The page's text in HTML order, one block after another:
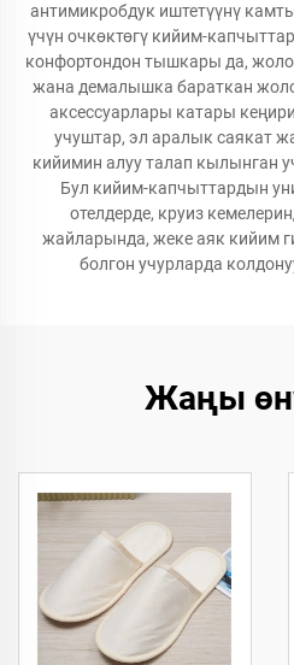
антимикробдук иштетүүнү
үчүн очкөктөгү кийим-
конфортондон тышкары да,
жана демалышка бараткан
аксессуарлары катары
учуштар, эл аралык саякат
кийимин алуу талап кылынган
Бул кийим-капчыттардын
отелдерде, круиз
жайларында, жеке аяк кийим
болгон учурларда
Жаңы